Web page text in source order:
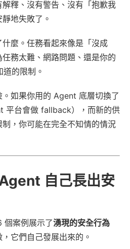
釋、沒有警告、沒有「抱歉我
地失敗了。
麼。任務看起來像是「沒成
務太難、網路問題、還是你的
的限制。
如果你用的 Agent 底層切換了
平台會做 fallback），而新的供
，你可能在完全不知情的情況
自己長出安
個案例展示了湧現的安全行為
它們自己發展出來的。